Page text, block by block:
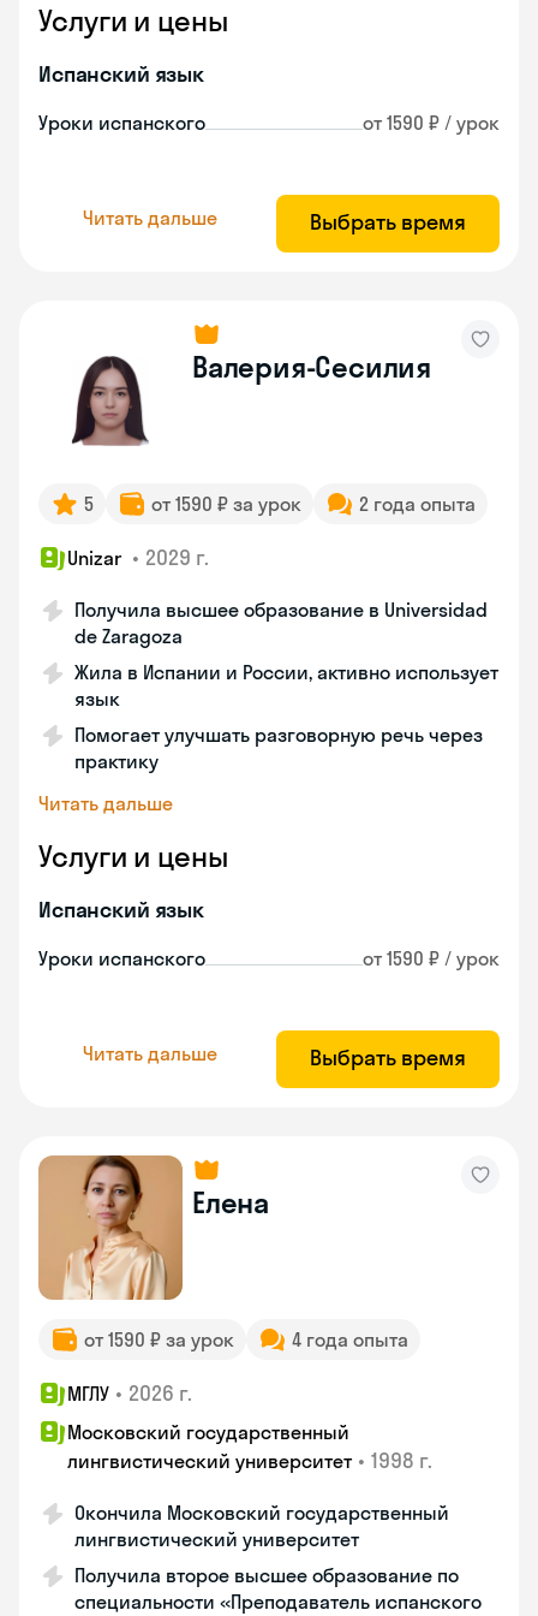
Услуги и цены
Испанский язык
Уроки испанского от 1590 ₽ / урок
Читать дальше Выбрать время
Валерия-Сесилия
5 от 1590 ₽ за урок 2 года опыта
Unizar • 2029 г.
Получила высшее образование в Universidad
de Zaragoza
Жила в Испании и России, активно использует
язык
Помогает улучшать разговорную речь через
практику
Читать дальше
Услуги и цены
Испанский язык
Уроки испанского от 1590 ₽ / урок
Читать дальше Выбрать время
Елена
от 1590 ₽ за урок 4 года опыта
МГЛУ • 2026 г.
Московский государственный
лингвистический университет • 1998 г.
Окончила Московский государственный
лингвистический университет
Получила второе высшее образование по
специальности «Преподаватель испанского